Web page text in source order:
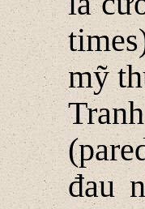
mỹ
đau